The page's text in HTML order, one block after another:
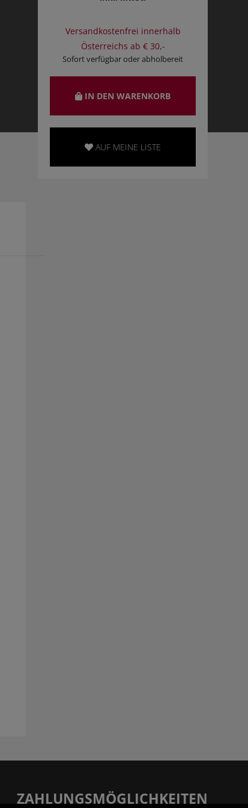
Versandkostenfrei innerhalb
Österreichs ab € 30,-
Sofort verfügbar oder abholbereit
IN DEN WARENKORB
AUF MEINE LISTE
ZAHLUNGSMÖGLICHKEITEN